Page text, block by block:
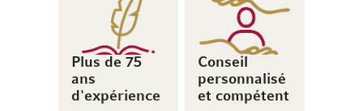
Plus de 75
ans
d'expérience
Conseil
personnalisé
et compétent